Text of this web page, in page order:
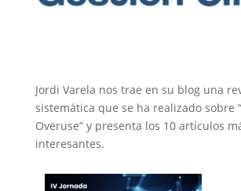
Jordi Varela nos trae en su blog una
sistemática que se ha realizado sobre
Overuse” y presenta los 10 artículos
interesantes.